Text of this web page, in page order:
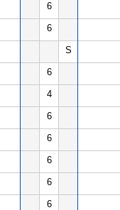
6
6
S
6
4
6
6
6
6
6